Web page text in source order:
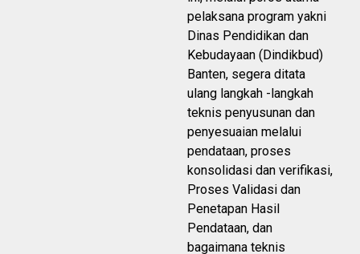
pelaksana program yakni
Dinas Pendidikan dan
Kebudayaan (Dindikbud)
Banten, segera ditata
ulang langkah -langkah
teknis penyusunan dan
penyesuaian melalui
pendataan, proses
konsolidasi dan verifikasi,
Proses Validasi dan
Penetapan Hasil
Pendataan, dan
bagaimana teknis